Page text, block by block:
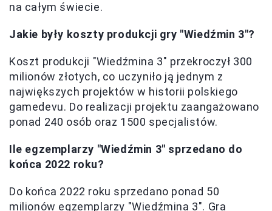
na całym świecie.
Jakie były koszty produkcji gry "Wiedźmin 3"?
Koszt produkcji "Wiedźmina 3" przekroczył 300
milionów złotych, co uczyniło ją jednym z
największych projektów w historii polskiego
gamedevu. Do realizacji projektu zaangażowano
ponad 240 osób oraz 1500 specjalistów.
Ile egzemplarzy "Wiedźmin 3" sprzedano do
końca 2022 roku?
Do końca 2022 roku sprzedano ponad 50
milionów egzemplarzy "Wiedźmina 3". Gra